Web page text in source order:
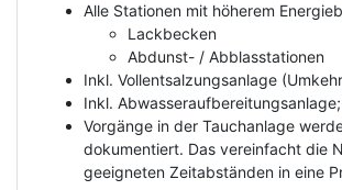
Alle Stationen mit höherem
Lackbecken
Abdunst- / Abblasstationen
Inkl. Vollentsalzungsanlage
Inkl.
Vorgänge in der Tauchanlage
dokumentiert. Das vereinfacht die
geeigneten Zeitabständen in eine